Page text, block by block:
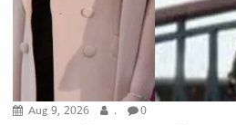
Aug 9, 2026 . 0